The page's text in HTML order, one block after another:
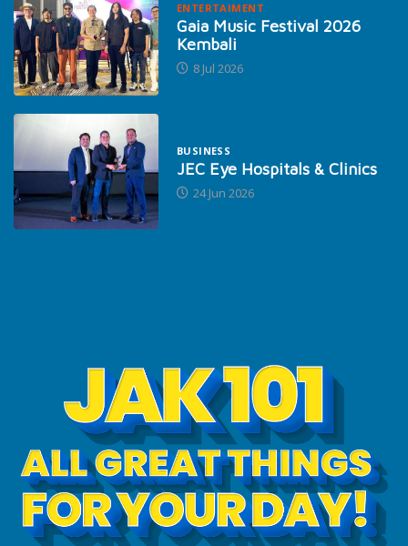
ENTERTAIMENT
Gaia Music Festival 2026
Kembali
8 Jul 2026
BUSINESS
JEC Eye Hospitals & Clinics
24 Jun 2026